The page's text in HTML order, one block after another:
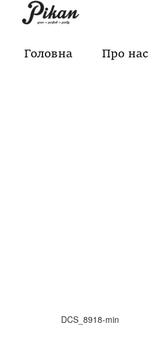
Головна Про нас
DCS_8918-min